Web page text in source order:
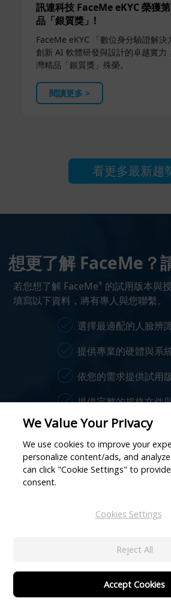
訊連科技 FaceMe eKYC 榮獲
品「銀質獎」!
FaceMe eKYC 「數位身分驗證解決
創新 AI 軟體研發與設計的卓越實力
灣精品「銀質獎」殊榮。
閱讀更多 >
看更多最新趨
想更了解 FaceMe？
若您想了解 FaceMe® 的試用版本與
填寫以下資料，將有專人與您聯繫。
選擇最適配的人臉辨
提供專業的硬體與系
依您的需求提供試用
提供完整的規格文件
姓名 *
公司*
電話號碼
We Value Your Privacy
We use cookies to improve your
personalize content/ads, and
can click "Cookie Settings" to
consent.
Cookies Settings
Reject All
Accept Cookies